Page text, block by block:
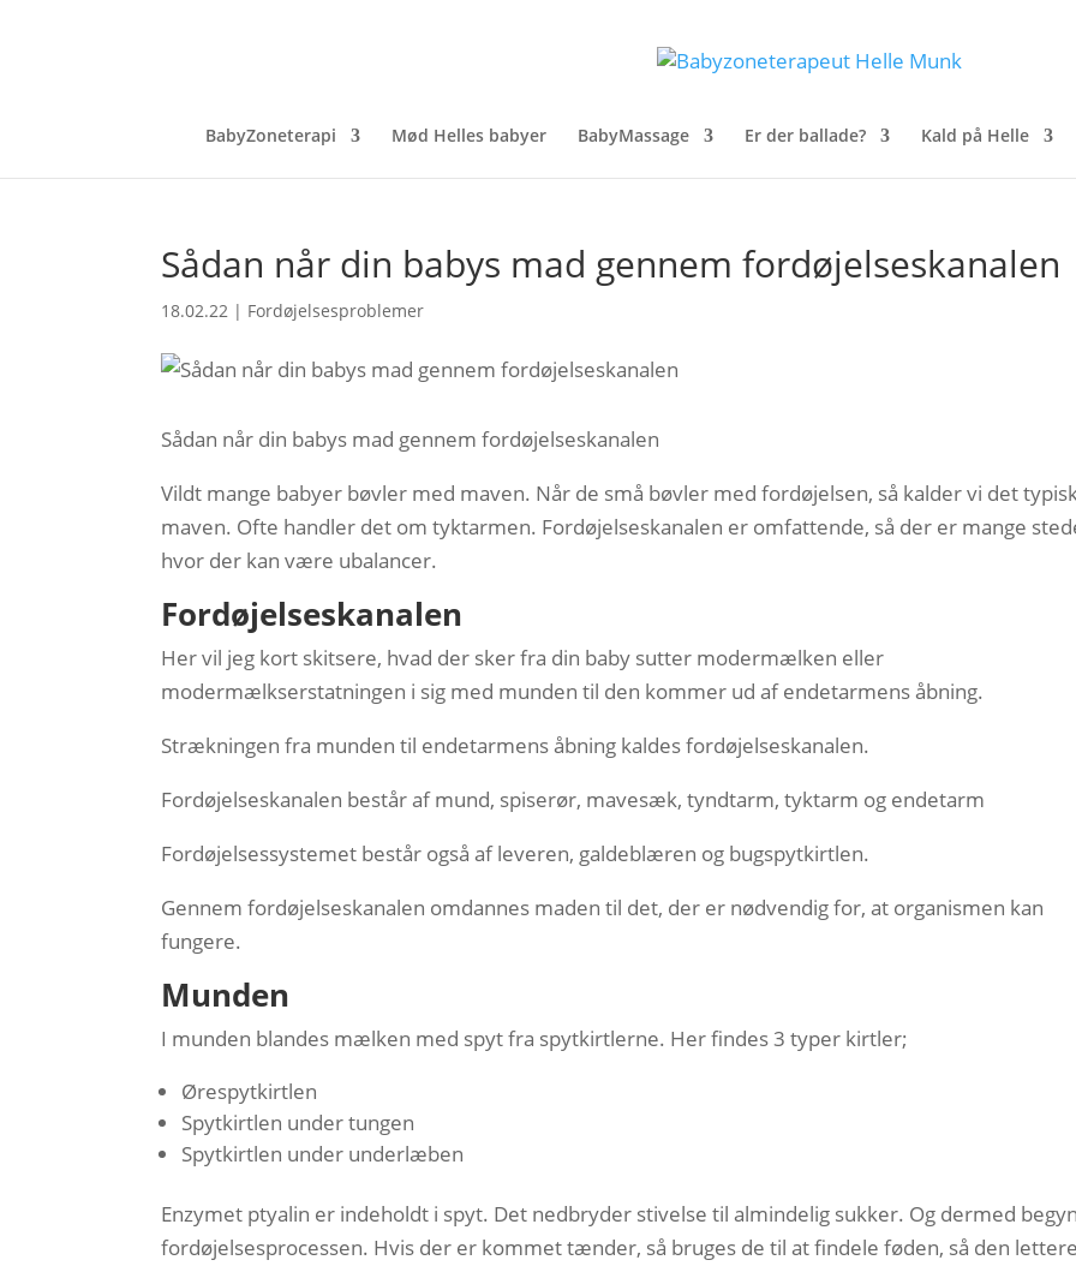
BabyZoneterapi Mød Helles babyer BabyMassage Er der ballade? Kald på Helle
Sådan når din babys mad gennem fordøjelseskanalen
18.02.22 | Fordøjelsesproblemer
Sådan når din babys mad gennem fordøjelseskanalen
Vildt mange babyer bøvler med maven. Når de små bøvler med fordøjelsen, så kalder vi det
maven. Ofte handler det om tyktarmen. Fordøjelseskanalen er omfattende, så der er mange
hvor der kan være ubalancer.
Fordøjelseskanalen
Her vil jeg kort skitsere, hvad der sker fra din baby sutter modermælken eller
modermælkserstatningen i sig med munden til den kommer ud af endetarmens åbning.
Strækningen fra munden til endetarmens åbning kaldes fordøjelseskanalen.
Fordøjelseskanalen består af mund, spiserør, mavesæk, tyndtarm, tyktarm og endetarm
Fordøjelsessystemet består også af leveren, galdeblæren og bugspytkirtlen.
Gennem fordøjelseskanalen omdannes maden til det, der er nødvendig for, at organismen kan
fungere.
Munden
I munden blandes mælken med spyt fra spytkirtlerne. Her findes 3 typer kirtler;
Ørespytkirtlen
Spytkirtlen under tungen
Spytkirtlen under underlæben
Enzymet ptyalin er indeholdt i spyt. Det nedbryder stivelse til almindelig sukker. Og dermed
fordøjelsesprocessen. Hvis der er kommet tænder, så bruges de til at findele føden, så den